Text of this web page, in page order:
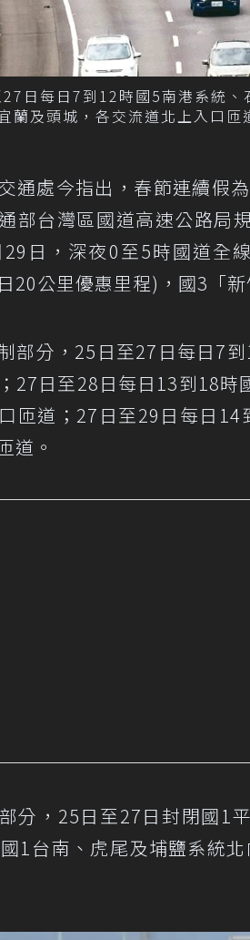
日每日7到12時國5南港系統
蘭及頭城，各交流道北上入口匝
通處今指出，春節連續假
部台灣區國道高速公路局
日，深夜0至5時國道全
20公里優惠里程)，國3「
部分，25日至27日每日7
27日至28日每日13到18
匝道；27日至29日每日
道。
分，25日至27日封閉國1
1台南、虎尾及埔鹽系統